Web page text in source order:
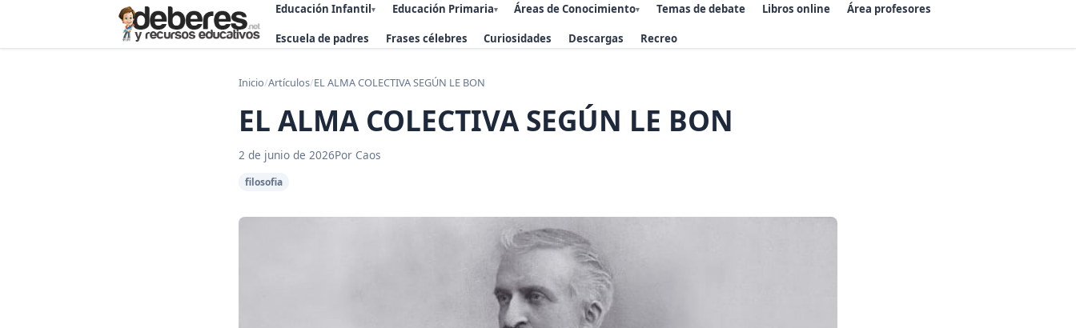
Educación Infantil▾ Educación Primaria▾ Áreas de Conocimiento▾ Temas de debate Libros online Área profesores
Escuela de padres Frases célebres Curiosidades Descargas Recreo
Inicio/Artículos/EL ALMA COLECTIVA SEGÚN LE BON
EL ALMA COLECTIVA SEGÚN LE BON
2 de junio de 2026Por Caos
filosofia